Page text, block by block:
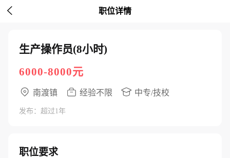
 职位详情
生产操作员(8小时)
6000-8000元
南渡镇 经验不限 中专/技校
发布：超过1年
职位要求